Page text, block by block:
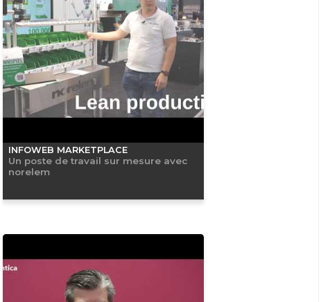
INFOWEB MARKETPLACE
Un poste de travail sur mesure avec
norelem